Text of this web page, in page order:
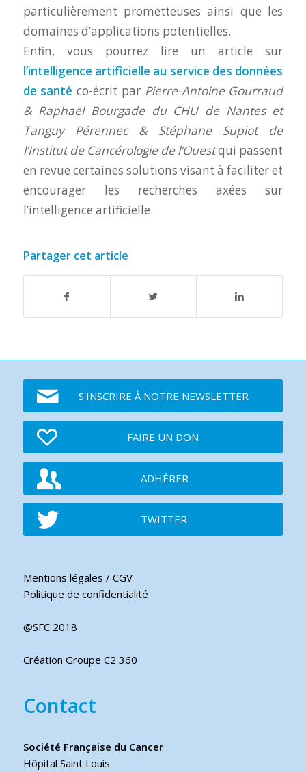
particulièrement prometteuses ainsi que les
domaines d’applications potentielles.
Enfin, vous pourrez lire un article sur
l’intelligence artificielle au service des données
de santé co-écrit par Pierre-Antoine Gourraud
& Raphaël Bourgade du CHU de Nantes et
Tanguy Pérennec & Stéphane Supiot de
l’Institut de Cancérologie de l’Ouestqui passent
en revue certaines solutions visant à faciliter et
encourager les recherches axées sur
l’intelligence artificielle.
Partager cet article
S'INSCRIRE À NOTRE NEWSLETTER
FAIRE UN DON
ADHÉRER
TWITTER
Mentions légales / CGV
Politique de confidentialité
@SFC 2018
Création Groupe C2 360
Contact
Société Française du Cancer
Hôpital Saint Louis